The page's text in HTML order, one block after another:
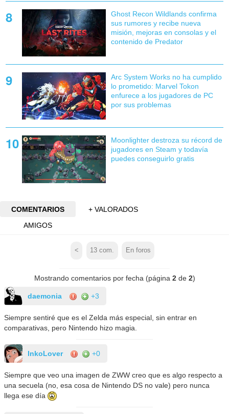
Ghost Recon Wildlands confirma
sus rumores y recibe nueva
misión, mejoras en consolas y el
contenido de Predator
Arc System Works no ha cumplido
lo prometido: Marvel Tokon
enfurece a los jugadores de PC
por sus problemas
Moonlighter destroza su récord de
jugadores en Steam y todavía
puedes conseguirlo gratis
COMENTARIOS
+ VALORADOS
AMIGOS
< 13 com. En foros
Mostrando comentarios por fecha (página 2de 2)
daemonia +3
Siempre sentiré que es el Zelda más especial, sin entrar en
comparativas, pero Nintendo hizo magia.
InkoLover +0
Siempre que veo una imagen de ZWW creo que es algo respecto a
una secuela (no, esa cosa de Nintendo DS no vale) pero nunca
llega ese día